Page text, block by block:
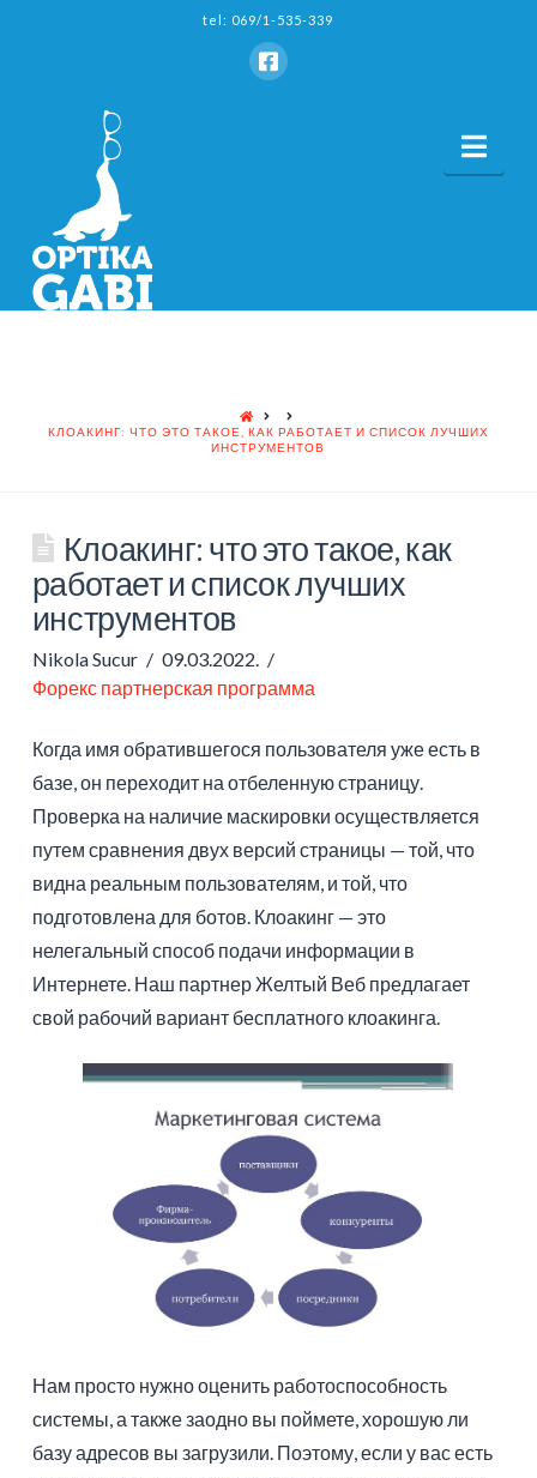
tel: 069/1-535-339
HOME
КЛОАКИНГ: ЧТО ЭТО ТАКОЕ, КАК РАБОТАЕТ И СПИСОК ЛУЧШИХ
ИНСТРУМЕНТОВ
Клоакинг: что это такое, как
работает и список лучших
инструментов
Nikola Sucur
09.03.2022.
Форекс партнерская программа
Когда имя обратившегося пользователя уже есть в
базе, он переходит на отбеленную страницу.
Проверка на наличие маскировки осуществляется
путем сравнения двух версий страницы — той, что
видна реальным пользователям, и той, что
подготовлена для ботов. Клоакинг — это
нелегальный способ подачи информации в
Интернете. Наш партнер Желтый Веб предлагает
свой рабочий вариант бесплатного клоакинга.
Нам просто нужно оценить работоспособность
системы, а также заодно вы поймете, хорошую ли
базу адресов вы загрузили. Поэтому, если у вас есть